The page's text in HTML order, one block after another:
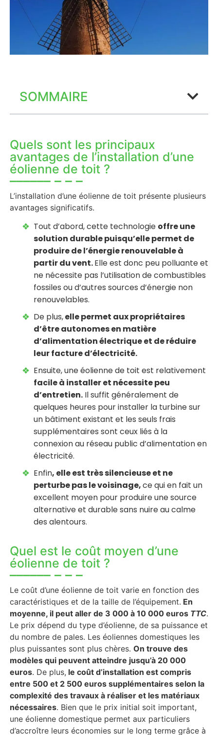
SOMMAIRE
Quels sont les principaux
avantages de l’installation d’une
éolienne de toit ?
L’installation d’une éolienne de toit présente plusieurs
avantages significatifs.
Tout d’abord, cette technologie offre une
solution durable puisqu’elle permet de
produire de l’énergie renouvelable à
partir du vent.Elle est donc peu polluante et
ne nécessite pas l’utilisation de combustibles
fossiles ou d’autres sources d’énergie non
renouvelables.
De plus,elle permet aux propriétaires
d’être autonomes en matière
d’alimentation électrique et de réduire
leur facture d’électricité.
Ensuite, une éolienne de toit est relativement
facile à installer et nécessite peu
d’entretien. Il suffit généralement de
quelques heures pour installer la turbine sur
un bâtiment existant et les seuls frais
supplémentaires sont ceux liés à la
connexion au réseau public d’alimentation en
électricité.
Enfin, elle est très silencieuse et ne
perturbe pas le voisinage,ce qui en fait un
excellent moyen pour produire une source
alternative et durable sans nuire au calme
des alentours.
Quel est le coût moyen d’une
éolienne de toit ?
Le coût d’une éolienne de toit varie en fonction des
caractéristiques et de la taille de l’équipement. En
moyenne, il peut aller de 3 000 à 10 000 euros TTC.
Le prix dépend du type d’éolienne, de sa puissance et
du nombre de pales. Les éoliennes domestiques les
plus puissantes sont plus chères. On trouve des
modèles qui peuvent atteindre jusqu’à 20 000
euros. De plus, le coût d’installation est compris
entre 500 et 2 500 euros supplémentaires selon la
complexité des travaux à réaliser et les matériaux
nécessaires. Bien que le prix initial soit important,
une éolienne domestique permet aux particuliers
d’accroître leurs économies sur le long terme grâce à